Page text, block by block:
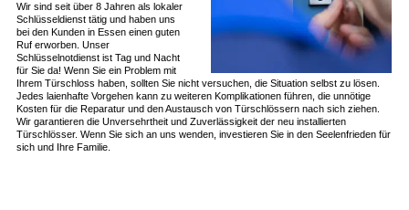
Wir sind seit über 8 Jahren als lokaler
Schlüsseldienst tätig und haben uns
bei den Kunden in Essen einen guten
Ruf erworben. Unser
Schlüsselnotdienst ist Tag und Nacht
für Sie da! Wenn Sie ein Problem mit
Ihrem Türschloss haben, sollten Sie nicht versuchen, die Situation selbst zu lösen.
Jedes laienhafte Vorgehen kann zu weiteren Komplikationen führen, die unnötige
Kosten für die Reparatur und den Austausch von Türschlössern nach sich ziehen.
Wir garantieren die Unversehrtheit und Zuverlässigkeit der neu installierten
Türschlösser. Wenn Sie sich an uns wenden, investieren Sie in den Seelenfrieden für
sich und Ihre Familie.